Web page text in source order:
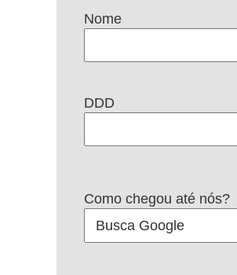
Nome
DDD
Como chegou até nós?